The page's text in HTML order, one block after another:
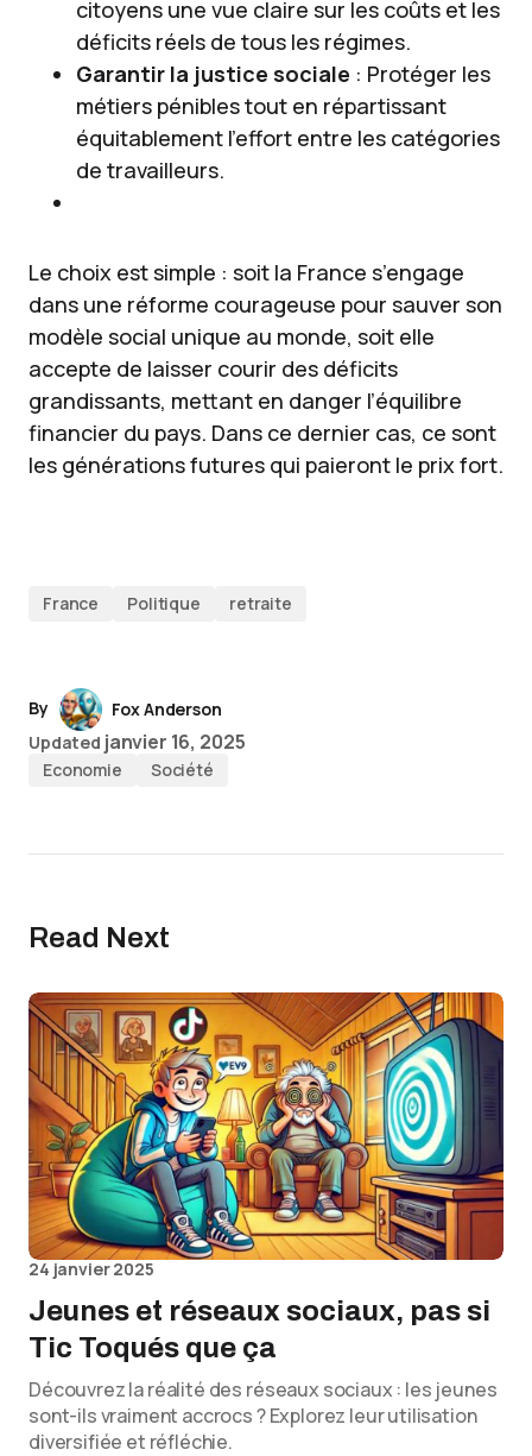
citoyens une vue claire sur les coûts et les
déficits réels de tous les régimes.
Garantir la justice sociale : Protéger les
métiers pénibles tout en répartissant
équitablement l’effort entre les catégories
de travailleurs.
Le choix est simple : soit la France s’engage
dans une réforme courageuse pour sauver son
modèle social unique au monde, soit elle
accepte de laisser courir des déficits
grandissants, mettant en danger l’équilibre
financier du pays. Dans ce dernier cas, ce sont
les générations futures qui paieront le prix fort.
France Politique retraite
By
Fox Anderson
Updated janvier 16, 2025
Economie Société
Read Next
24 janvier 2025
Jeunes et réseaux sociaux, pas si
Tic Toqués que ça
Découvrez la réalité des réseaux sociaux : les jeunes
sont-ils vraiment accrocs ? Explorez leur utilisation
diversifiée et réfléchie.